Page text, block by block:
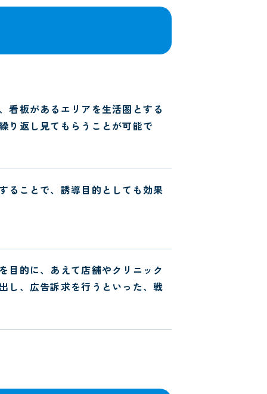
看板があるエリアを生活圏とする
り返し見てもらうことが可能で
ることで、誘導目的としても効果
目的に、あえて店舗やクリニック
し、広告訴求を行うといった、戦